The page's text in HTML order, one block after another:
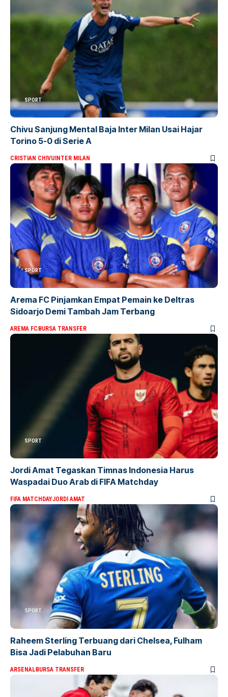
SPORT
Chivu Sanjung Mental Baja Inter Milan Usai Hajar
Torino 5-0 di Serie A
CRISTIAN CHIVUINTER MILAN
SPORT
Arema FC Pinjamkan Empat Pemain ke Deltras
Sidoarjo Demi Tambah Jam Terbang
AREMA FCBURSA TRANSFER
SPORT
Jordi Amat Tegaskan Timnas Indonesia Harus
Waspadai Duo Arab di FIFA Matchday
FIFA MATCHDAYJORDI AMAT
SPORT
Raheem Sterling Terbuang dari Chelsea, Fulham
Bisa Jadi Pelabuhan Baru
ARSENALBURSA TRANSFER